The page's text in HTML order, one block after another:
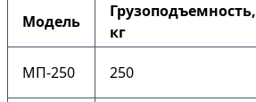
Модель
Грузоподъемность,
кг
МП-250 250